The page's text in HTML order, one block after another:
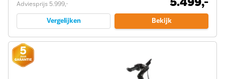
Adviesprijs 5.999,-
Vergelijken Bekijk